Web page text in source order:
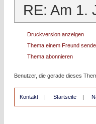
RE: Am 1.
Druckversion anzeigen
Thema einem Freund
Thema abonnieren
Benutzer, die gerade dieses
Kontakt | Startseite |